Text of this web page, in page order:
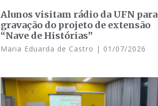
Alunos visitam rádio da UFN para
gravação do projeto de extensão
“Nave de Histórias”
Maria Eduarda de Castro 01/07/2026